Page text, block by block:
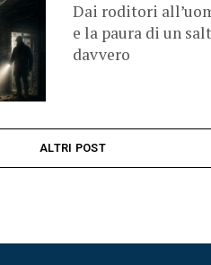
Dai roditori
e la paura di un
davvero
ALTRI POST